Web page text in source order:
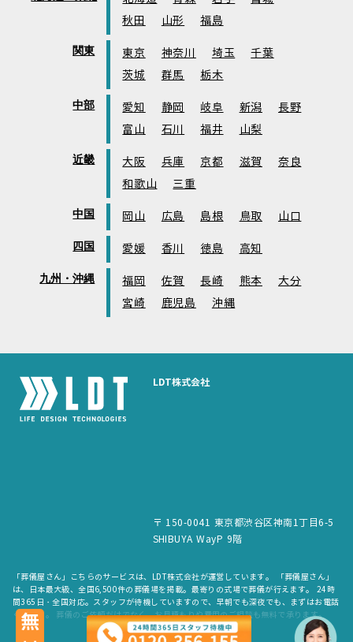
秋田
山形 福島
関東 東京 神奈川 埼玉
千葉
茨城
群馬 栃木
中部 愛知 静岡 岐阜 新潟
長野
富山
石川 福井 山梨
近畿 大阪 兵庫 京都 滋賀
奈良
和歌山
三重
中国 岡山 広島 島根 鳥取 山口
四国 愛媛 香川 徳島 高知
九州・沖縄 福岡 佐賀 長崎 熊本
大分
宮崎
鹿児島 沖縄
LDT株式会社
〒 150-0041 東京都渋谷区神南1丁目6-5
SHIBUYA WayP 9階
「葬儀屋さん」こちらのサービスは、LDT株式会社が運営しています。 「葬儀屋さん」
は、日本最大級、全国6,500件の葬儀場を掲載。最寄りの式場で葬儀が行えます。 24時
間365日・全国対応。スタッフが待機していますので、早朝でも深夜でも、まずはお電話
ください。 葬儀のご依頼だけでなく、お見積もりや費用のご相談も無料で承ります。